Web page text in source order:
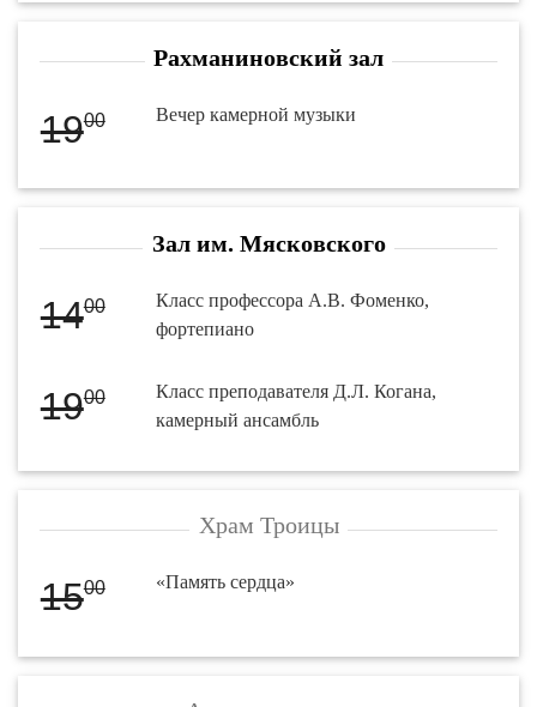
Рахманиновский зал
1900 Вечер камерной музыки
Зал им. Мясковского
1400
Класс профессора А.В. Фоменко,
фортепиано
1900
Класс преподавателя Д.Л. Когана,
камерный ансамбль
Храм Троицы
1500 «Память сердца»